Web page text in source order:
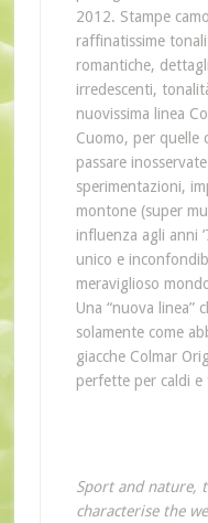
2012. Stampe
raffinatissime
romantiche,
irredescenti,
nuovissima linea
Cuomo, per quelle
passare
sperimentazioni,
montone (super
influenza agli anni
unico e
meraviglioso
Una “nuova linea”
solamente come
giacche Colmar
perfette per caldi
Sport and nature,
characterise the